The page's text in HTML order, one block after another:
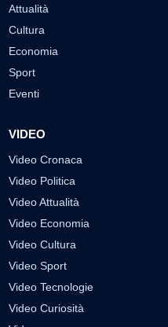
Attualità
Cultura
Economia
Sport
Eventi
VIDEO
Video Cronaca
Video Politica
Video Attualità
Video Economia
Video Cultura
Video Sport
Video Tecnologie
Video Curiosità